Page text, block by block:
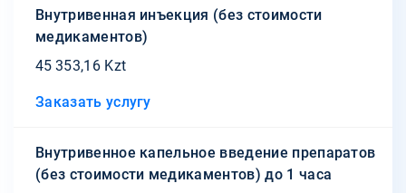
Внутривенная инъекция (без стоимости
медикаментов)
45 353,16 Kzt
Заказать услугу
Внутривенное капельное введение препаратов
(без стоимости медикаментов) до 1 часа